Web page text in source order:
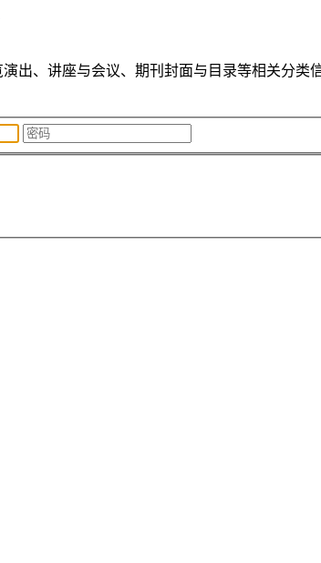
出、讲座与会议、期刊封面与目录等相关分类